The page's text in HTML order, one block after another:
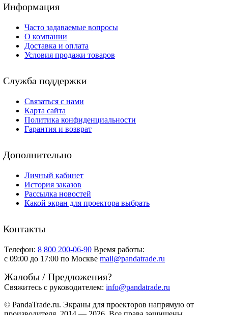
Информация
Часто задаваемые вопросы
О компании
Доставка и оплата
Условия продажи товаров
Служба поддержки
Связаться с нами
Карта сайта
Политика конфиденциальности
Гарантия и возврат
Дополнительно
Личный кабинет
История заказов
Рассылка новостей
Какой экран для проектора выбрать
Контакты
Телефон: 8 800 200-06-90 Время работы:
c 09:00 до 17:00 по Москве mail@pandatrade.ru
Жалобы / Предложения?
Свяжитесь с руководителем: info@pandatrade.ru
© PandaTrade.ru. Экраны для проекторов напрямую от